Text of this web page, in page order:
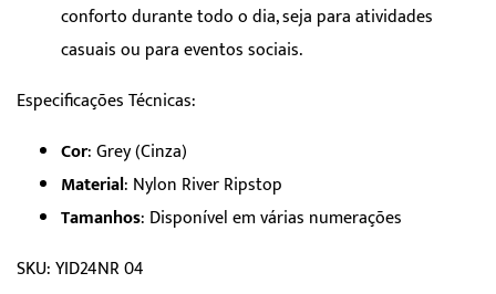
conforto durante todo o dia, seja para atividades
casuais ou para eventos sociais.
Especificações Técnicas:
Cor: Grey (Cinza)
Material: Nylon River Ripstop
Tamanhos: Disponível em várias numerações
SKU: YID24NR 04